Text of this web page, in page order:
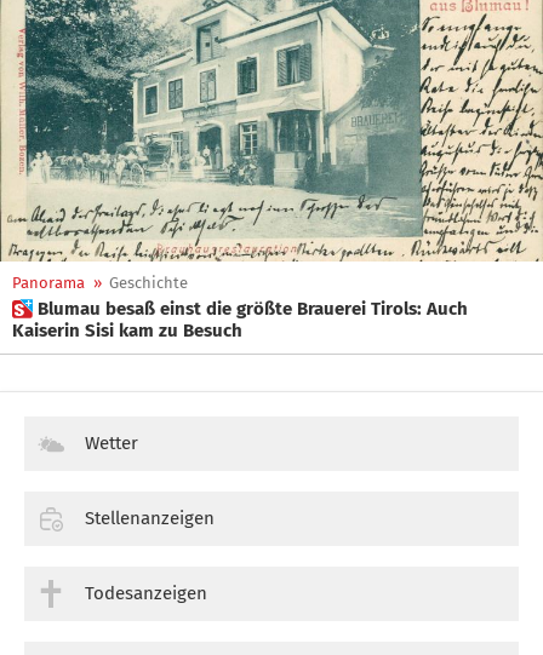
Panorama » Geschichte
 Blumau besaß einst die größte Brauerei Tirols: Auch
Kaiserin Sisi kam zu Besuch
Wetter
Stellenanzeigen
Todesanzeigen